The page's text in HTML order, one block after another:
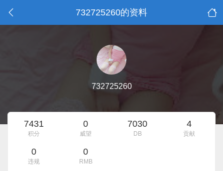
732725260的资料
732725260
7431
积分
0
威望
7030
DB
4
贡献
0
违规
0
RMB